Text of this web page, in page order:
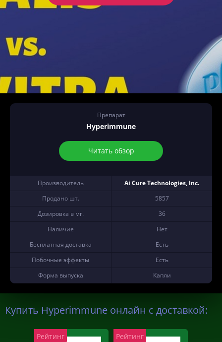
Препарат
Hyperimmune
Читать обзор
Производитель
Ai Cure Technologies, Inc.
Продано шт.
5857
Дозировка в мг.
36
Наличие
Нет
Бесплатная доставка
Есть
Побочные эффекты
Есть
Форма выпуска
Капли
Купить Hyperimmune онлайн с доставкой:
Рейтинг Рейтинг